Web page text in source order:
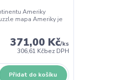
Ameriky
mapa Ameriky je
371,00 Kč/ks
306,61 Kčbez DPH
Přidat do košíku